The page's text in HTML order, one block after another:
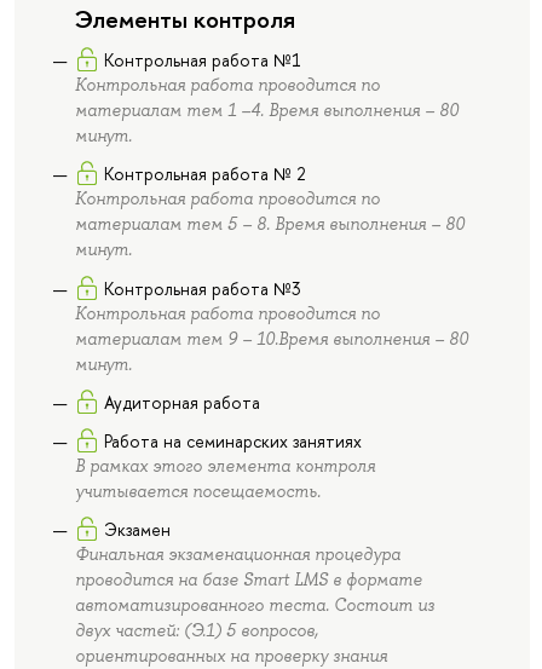
Элементы контроля
Контрольная работа №1
Контрольная работа проводится по
материалам тем 1 –4. Время выполнения – 80
минут.
Контрольная работа № 2
Контрольная работа проводится по
материалам тем 5 – 8. Время выполнения – 80
минут.
Контрольная работа №3
Контрольная работа проводится по
материалам тем 9 – 10.Время выполнения – 80
минут.
Аудиторная работа
Работа на семинарских занятиях
В рамках этого элемента контроля
учитывается посещаемость.
Экзамен
Финальная экзаменационная процедура
проводится на базе Smart LMS в формате
автоматизированного теста. Состоит из
двух частей: (Э.1) 5 вопросов,
ориентированных на проверку знания